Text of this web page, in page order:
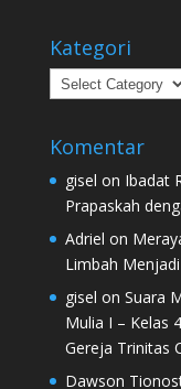
Kategori
Kategori
Komentar
gisel on Ibadat
Prapaskah
Adriel on
Limbah
gisel on Suara
Mulia I – Kelas
Gereja Trinitas
Dawson